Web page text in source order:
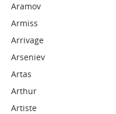
Aramov
Armiss
Arrivage
Arseniev
Artas
Arthur
Artiste